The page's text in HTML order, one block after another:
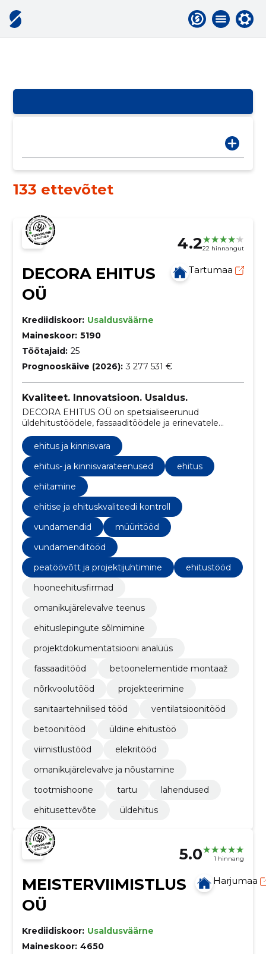
133 ettevõtet
4.222 hinnangut
DECORA EHITUS
OÜ
Tartumaa
Krediidiskoor: Usaldusväärne
Maineskoor: 5190
Töötajaid: 25
Prognooskäive (2026): 3 277 531 €
Kvaliteet. Innovatsioon. Usaldus.
DECORA EHITUS OÜ on spetsialiseerunud
üldehitustöödele, fassaaditöödele ja erinevatele
ehituslahendustele, pakkudes mitmekülgseid
teenuseid alates vundamendist kuni viimistluseni.
ehitus ja kinnisvara
ehitus- ja kinnisvarateenused
ehitus
ehitamine
ehitise ja ehituskvaliteedi kontroll
vundamendid
müüritööd
vundamenditööd
peatöövõtt ja projektijuhtimine
ehitustööd
hooneehitusfirmad
omanikujärelevalve teenus
ehituslepingute sõlmimine
projektdokumentatsiooni analüüs
fassaaditööd
betoonelementide montaaž
nõrkvoolutööd
projekteerimine
sanitaartehnilised tööd
ventilatsioonitööd
betoonitööd
üldine ehitustöö
viimistlustööd
elekritööd
omanikujärelevalve ja nõustamine
tootmishoone
tartu
lahendused
ehitusettevõte
üldehitus
5.0 1 hinnang
MEISTERVIIMISTLUS
OÜ
Harjumaa
Krediidiskoor: Usaldusväärne
Maineskoor: 4650